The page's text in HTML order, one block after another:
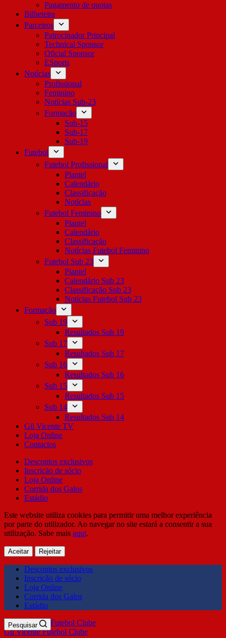
Pagamento de quotas
Bilheteira
Parceiros
Patrocinador Principal
Technical Sponsor
Oficial Sponsor
ESports
Notícias
Profissional
Feminino
Notícias Sub-23
Formação
Sub-15
Sub-17
Sub-19
Futebol
Futebol Profissional
Plantel
Calendário
Classificação
Notícias
Futebol Feminino
Plantel
Calendário
Classificação
Notícias Futebol Feminino
Futebol Sub 23
Plantel
Calendário Sub 23
Classificação Sub 23
Notícias Futebol Sub 23
Formação
Sub 19
Resultados Sub 19
Sub 17
Resultados Sub 17
Sub 16
Resultados Sub 16
Sub 15
Resultados Sub 15
Sub 14
Resultados Sub 14
Gil Vicente TV
Loja Online
Contactos
Descontos exclusivos
Inscrição de sócio
Loja Online
Corrida dos Galos
Estádio
Este website utiliza cookies para permitir uma melhor experiência
por parte do utilizador. Ao navegar no site estará a consentir a sua
utilização. Sabe mais aqui.
Aceitar Rejeitar
Descontos exclusivos
Inscrição de sócio
Loja Online
Corrida dos Galos
Estádio
Gil Vicente Futebol Clube
Pesquisar